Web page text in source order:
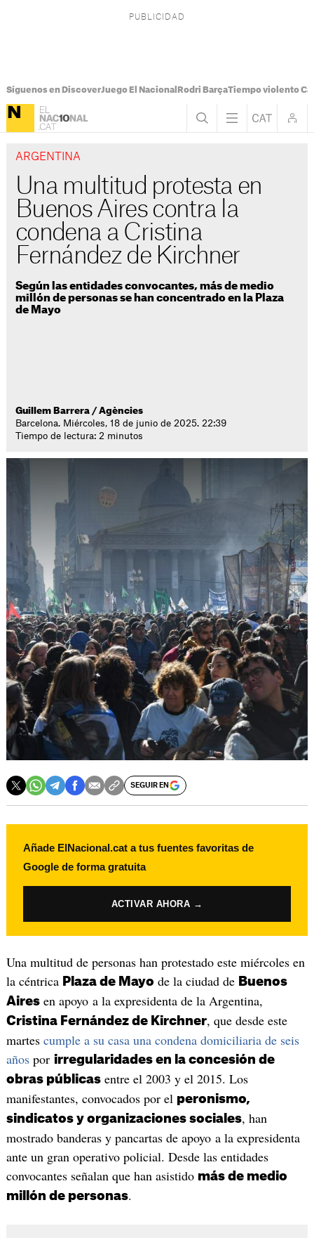
Síguenos en DiscoverJuego El Nacional Rodri BarçaTiempo violento
ARGENTINA
Una multitud protesta en
Buenos Aires contra la
condena a Cristina
Fernández de Kirchner
Según las entidades convocantes, más de medio
millón de personas se han concentrado en la Plaza
de Mayo
Guillem Barrera / Agències
Barcelona. Miércoles, 18 de junio de 2025. 22:39
Tiempo de lectura: 2 minutos
SEGUIR EN
Añade ElNacional.cat a tus fuentes favoritas de
Google de forma gratuita
ACTIVAR AHORA →
Una multitud de personas han protestado este miércoles en
la céntrica Plaza de Mayo de la ciudad de Buenos
Airesen apoyo a la expresidenta de la Argentina,
Cristina Fernández de Kirchner, que desde este
martes cumple a su casa una condena domiciliaria de seis
añospor irregularidades en la concesión de
obras públicasentre el 2003 y el 2015. Los
manifestantes, convocados por el peronismo,
sindicatos y organizaciones sociales, han
mostrado banderas y pancartas de apoyo a la expresidenta
ante un gran operativo policial. Desde las entidades
convocantes señalan que han asistido más de medio
millón de personas.